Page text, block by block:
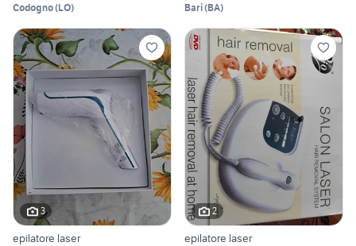
Codogno(LO) Bari(BA)
3
epilatore laser
2
epilatore laser